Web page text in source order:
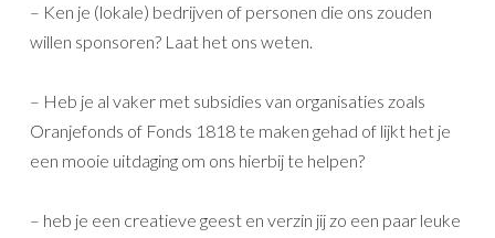
– Ken je (lokale) bedrijven of personen die ons zouden
willen sponsoren? Laat het ons weten.
– Heb je al vaker met subsidies van organisaties zoals
Oranjefonds of Fonds 1818 te maken gehad of lijkt het je
een mooie uitdaging om ons hierbij te helpen?
– heb je een creatieve geest en verzin jij zo een paar leuke